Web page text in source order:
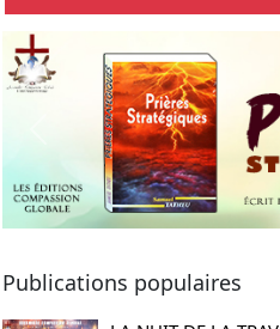
Previous
Publications populaires